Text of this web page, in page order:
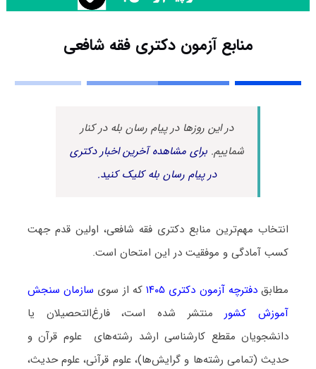
منابع آزمون دکتری فقه شافعی
در این روزها در پیام رسان بله در کنار
شماییم.برای مشاهده آخرین اخبار دکتری
در پیام رسان بله کلیک کنید.
انتخاب مهم‌ترین منابع دکتری فقه شافعی، اولین قدم جهت
کسب آمادگی و موفقیت در این امتحان است.
مطابقدفترچه آزمون دکتری ۱۴۰۵ که از سوی سازمان سنجش
آموزش کشورمنتشر شده است، فارغ‌التحصیلان یا
دانشجویان مقطع کارشناسی ارشد رشته‌های علوم قرآن و
حدیث (تمامی رشته‌ها و گرایش‌ها)، علوم قرآنی، علوم حدیث،